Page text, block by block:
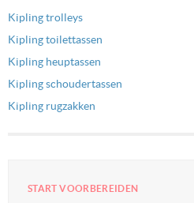
Kipling trolleys
Kipling toilettassen
Kipling heuptassen
Kipling schoudertassen
Kipling rugzakken
START VOORBEREIDEN